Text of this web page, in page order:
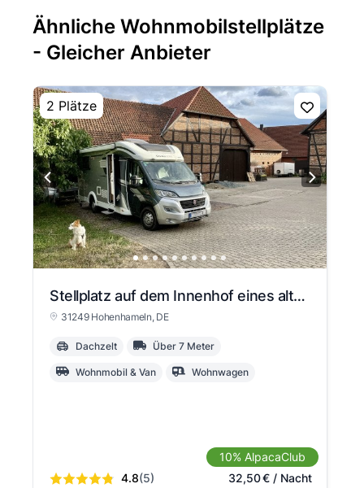
Ähnliche Wohnmobilstellplätze
- Gleicher Anbieter
2 Plätze
Stellplatz auf dem Innenhof eines alten Bauerhofes
31249 Hohenhameln, DE
Dachzelt Über 7 Meter
Wohnmobil & Van Wohnwagen
4.8(5)
10% AlpacaClub
32,50€/ Nacht